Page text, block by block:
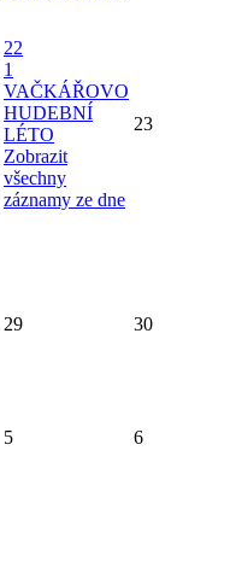
22
1
VAČKÁŘOVO
HUDEBNÍ
LÉTO
Zobrazit
všechny
záznamy ze dne
23
29 30
5 6